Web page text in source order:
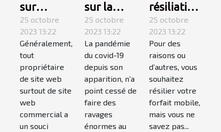
sur
internet :
qu’est-ce
que c’est ?
25 octobre
2023 13:22
Généralement,
tout
propriétaire
de site web
surtout de site
web
commercial a
un souci
sur la
covid-19 :
suivez-
les !
25 octobre
2023 13:22
La pandémie
du covid-19
depuis son
apparition, n’a
point cessé de
faire des
ravages
énormes au
résiliation
téléphone
mobile,
comment
ça
marche ?
25 octobre
2023 13:22
Pour des
raisons ou
d’autres, vous
souhaitez
résilier votre
forfait mobile,
mais vous ne
savez pas...